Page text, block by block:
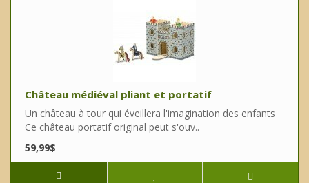
Château médiéval pliant et portatif
Un château à tour qui éveillera l'imagination des enfants
Ce château portatif original peut s'ouv..
59,99$